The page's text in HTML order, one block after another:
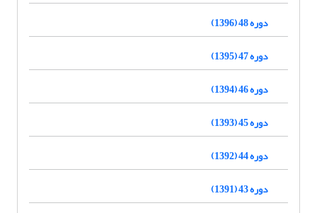
دوره 48 (1396)
دوره 47 (1395)
دوره 46 (1394)
دوره 45 (1393)
دوره 44 (1392)
دوره 43 (1391)